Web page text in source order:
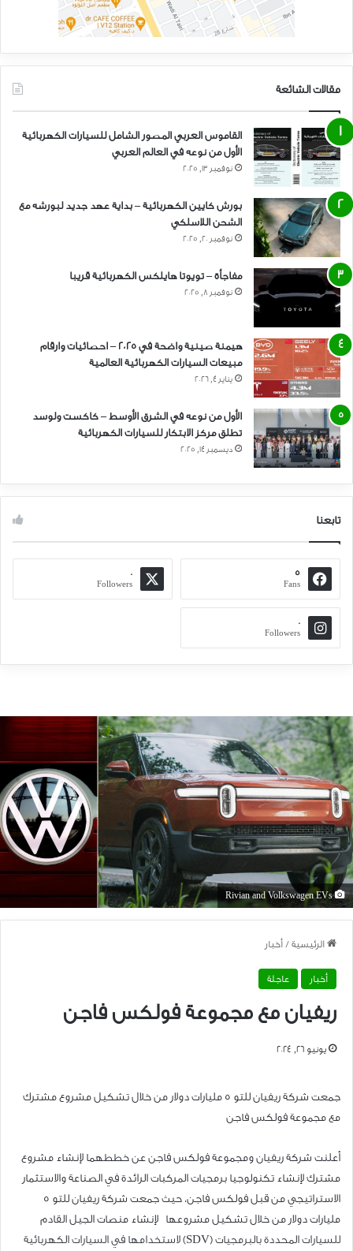
مقالات الشائعة
القاموس العربي المصور الشامل للسيارات الكهربائية
الأول من نوعه في العالم العربي
نوفمبر 13, 2025
بورش كايين الكهربائية – بداية عهد جديد لبورشه مع
الشحن اللاسلكي
نوفمبر 20, 2025
مفاجأة – تويوتا هايلكس الكهربائية قريبا
نوفمبر 8, 2025
هيمنة صينية واضحة في 2025 – احصائيات وارقام
مبيعات السيارات الكهربائية العالمية
يناير 4, 2026
الأول من نوعه في الشرق الأوسط – كاكست ولوسد
تطلق مركز الابتكار للسيارات الكهربائية
ديسمبر 14, 2025
تابعنا
5
Fans
0
Followers
0
Followers